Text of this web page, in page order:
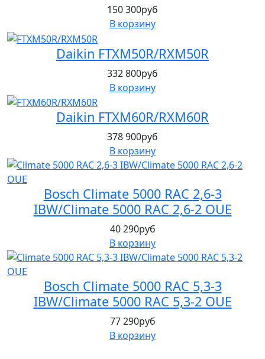
150 300руб
В корзину
Daikin FTXM50R/RXM50R
332 800руб
В корзину
Daikin FTXM60R/RXM60R
378 900руб
В корзину
Bosch Climate 5000 RAC 2,6-3
IBW/Climate 5000 RAC 2,6-2 OUE
40 290руб
В корзину
Bosch Climate 5000 RAC 5,3-3
IBW/Climate 5000 RAC 5,3-2 OUE
77 290руб
В корзину